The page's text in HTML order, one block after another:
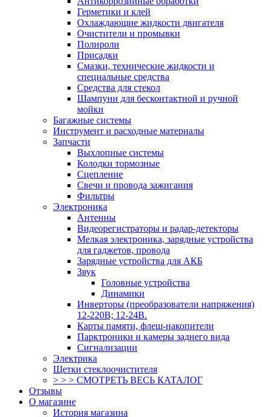
Герметики и клей
Охлаждающие жидкости двигателя
Очистители и промывки
Полироли
Присадки
Смазки, технические жидкости и
специальные средства
Средства для стекол
Шампуни для бесконтактной и ручной
мойки
Багажные системы
Инструмент и расходные материалы
Запчасти
Выхлопные системы
Колодки тормозные
Сцепление
Свечи и провода зажигания
Фильтры
Электроника
Антенны
Видеорегистраторы и радар-детекторы
Мелкая электроника, зарядные устройства
для гаджетов, провода
Зарядные устройства для АКБ
Звук
Головные устройства
Динамики
Инверторы (преобразователи напряжения)
12-220В; 12-24В.
Карты памяти, флеш-накопители
Парктроники и камеры заднего вида
Сигнализации
Электрика
Щетки стеклоочистителя
> > > СМОТРЕТЬ ВЕСЬ КАТАЛОГ
Отзывы
О магазине
История магазина